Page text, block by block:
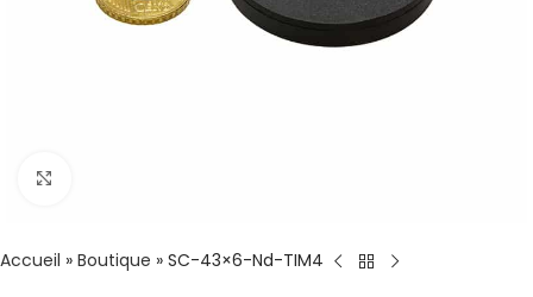
Accueil » Boutique » SC-43×6-Nd-TIM4